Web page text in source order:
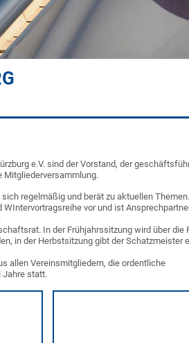
e.V. sind der Vorstand, der
Mitgliederversammlung.
regelmäßig und berät zu aktuellen
vor und ist
In der Frühjahrssitzung wird über die
in der Herbstsitzung gibt der Schatzmeister
allen Vereinsmitgliedern, die ordentliche
Jahre statt.